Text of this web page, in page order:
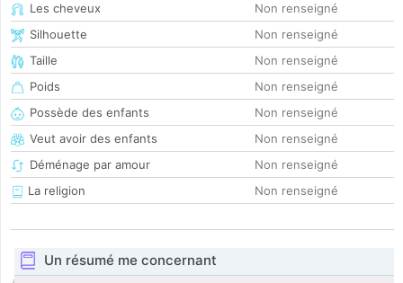
Les cheveux
Non renseigné
Silhouette
Non renseigné
Taille
Non renseigné
Poids
Non renseigné
Possède des enfants
Non renseigné
Veut avoir des enfants
Non renseigné
Déménage par amour
Non renseigné
La religion
Non renseigné
Un résumé me concernant